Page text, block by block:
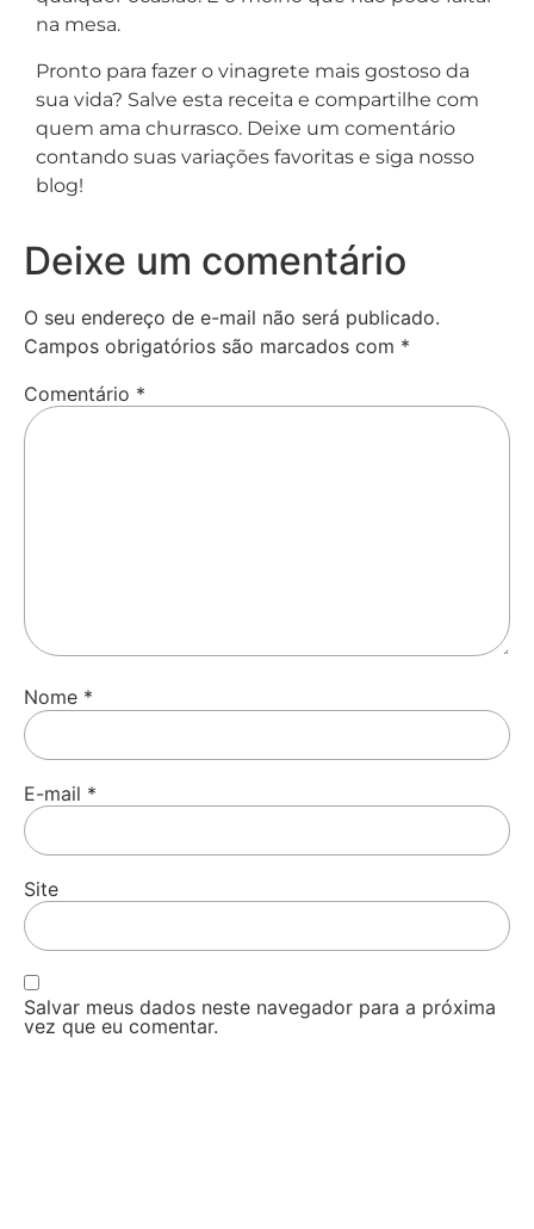
na mesa.
Pronto para fazer o vinagrete mais gostoso da
sua vida? Salve esta receita e compartilhe com
quem ama churrasco. Deixe um comentário
contando suas variações favoritas e siga nosso
blog!
Deixe um comentário
O seu endereço de e-mail não será publicado.
Campos obrigatórios são marcados com *
Comentário *
Nome *
E-mail *
Site
Salvar meus dados neste navegador para a próxima
vez que eu comentar.